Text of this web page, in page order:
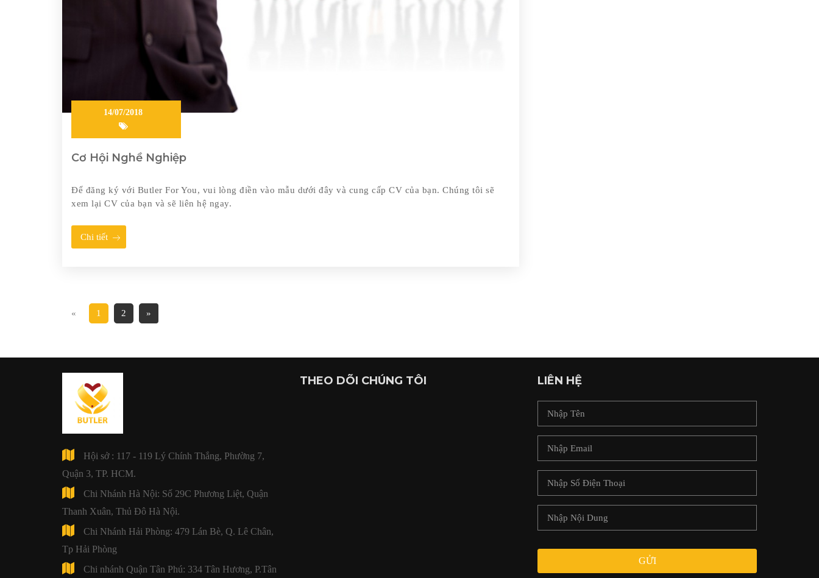
14/07/2018
Cơ Hội Nghề Nghiệp
Để đăng ký với Butler For You, vui lòng điền vào mẫu dưới đây và cung cấp CV của bạn. Chúng tôi sẽ
xem lại CV của bạn và sẽ liên hệ ngay.
Chi tiết
« 1 2 »
Hội sở : 117 - 119 Lý Chính Thắng, Phường 7,
Quận 3, TP. HCM.
Chi Nhánh Hà Nội: Số 29C Phương Liệt, Quận
Thanh Xuân, Thủ Đô Hà Nội.
Chi Nhánh Hải Phòng: 479 Lán Bè, Q. Lê Chân,
Tp Hải Phòng
Chi nhánh Quận Tân Phú: 334 Tân Hương, P.Tân
THEO DÕI CHÚNG TÔI LIÊN HỆ
GỬI